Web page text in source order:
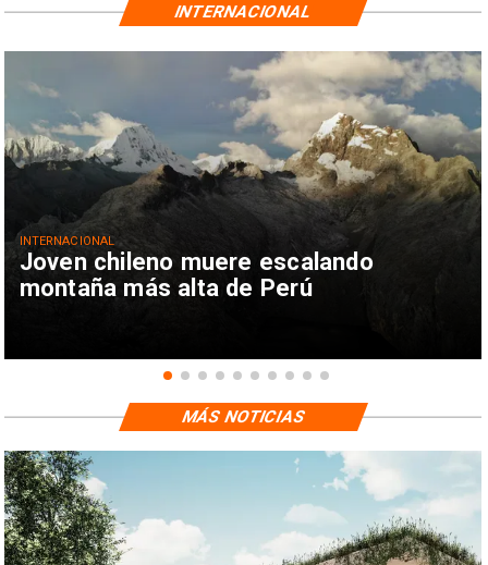
Joven chileno muere escalando
montaña más alta de Perú
INTERNACIONAL
INTERNACIONAL
MÁS NOTICIAS